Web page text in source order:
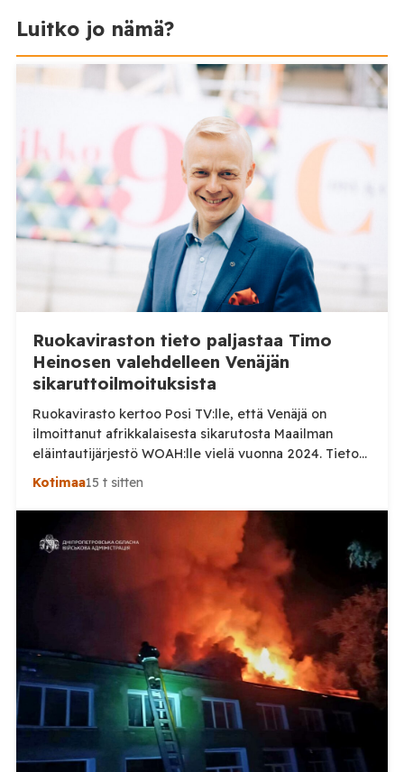
Luitko jo nämä?
Ruokaviraston tieto paljastaa Timo
Heinosen valehdelleen Venäjän
sikaruttoilmoituksista
Ruokavirasto kertoo Posi TV:lle, että Venäjä on
ilmoittanut afrikkalaisesta sikarutosta Maailman
eläintautijärjestö WOAH:lle vielä vuonna 2024. Tieto
haastaa kokoomuksen kansanedustaja Timo Heinosen
sikaruttoilmoituksista. Suomi on puolestaan
ilmoittanut tuoreesta Virolahden tapauksesta sekä
WOAH:n kautta että suoraan Venäjän
eläinlääkintäviranomaisille. Ruokavirasto kertoi Posi
TV:lle tarkempia tietoja Suomen ensimmäisestä
afrikkalaisen sikaruton tapauksesta sekä
eläintautitietojen vaihdosta […]
Kotimaa15 t sitten